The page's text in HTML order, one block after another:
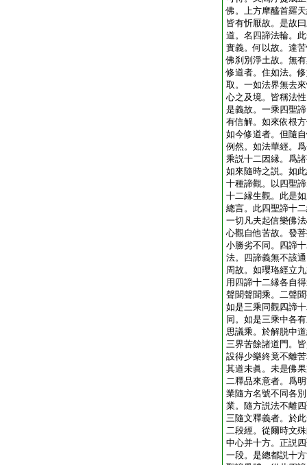
佛。上方摩醯首羅
皆有忻厭故。是故
道。名四諦法輪。
實義。何以故。達
佛刹別淨土故。無
修道者。住如法。
取。一如法界無去
心之及境。皆稱法
是義故。一乘四聖
有信解。如來依根
如今修道者。但隨
例然。如法華經。
乘説十二因縁。爲
如來隨時之説。如
十種諦觀。以四聖
十二縁生觀。此是
總言。此四聖諦十
一切凡夫起信樂佛
心觀自他苦故。發
小勝劣不同。四諦
法。四諦義無不該
周故。如瓔珞經立
用四諦十二縁各自
聲聞聲聞乘。二聲
如是三乘同觀四諦
同。如是三乘中各
思議乘。於解脱中
三界苦餘諸道門。
設得少樂終竟不離
其道未眞。未是佛
二釋品來意者。爲
業隨方名號不同各
業。隨方説法不離
三隨文釋義者。於
二段經。從爾時文
中心并十方。正説
一段。是總都説十